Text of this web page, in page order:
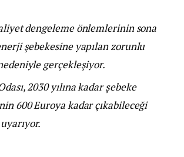
dengeleme önlemlerinin sona
şebekesine yapılan zorunlu
gerçekleşiyor.
2030 yılına kadar şebeke
600 Euroya kadar çıkabileceği